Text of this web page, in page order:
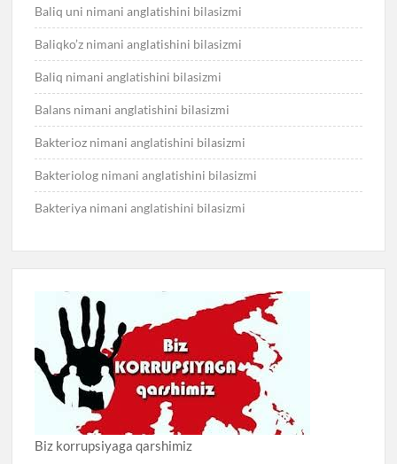
Baliq uni nimani anglatishini bilasizmi
Baliqko’z nimani anglatishini bilasizmi
Baliq nimani anglatishini bilasizmi
Balans nimani anglatishini bilasizmi
Bakterioz nimani anglatishini bilasizmi
Bakteriolog nimani anglatishini bilasizmi
Bakteriya nimani anglatishini bilasizmi
Biz korrupsiyaga qarshimiz